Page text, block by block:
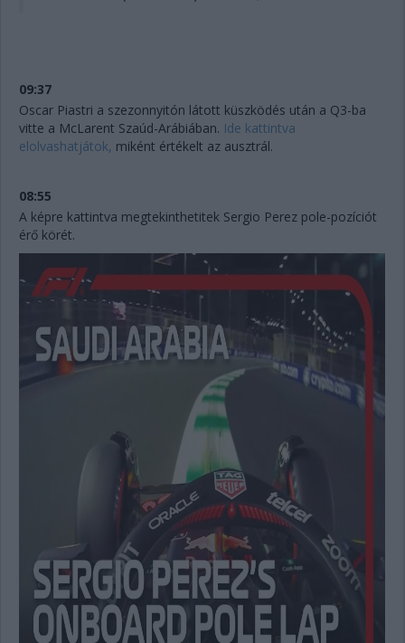
09:37
Oscar Piastri a szezonnyitón látott küszködés után a Q3-ba
vitte a McLarent Szaúd-Arábiában. Ide kattintva
elolvashatjátok, miként értékelt az ausztrál.
08:55
A képre kattintva megtekinthetitek Sergio Perez pole-pozíciót
érő körét.